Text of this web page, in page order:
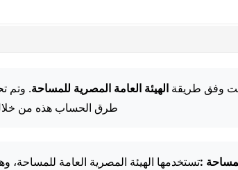
وفق طريقةالهيئة العامة المصرية للمساحة. وتم
طرق الحساب هذه من
:تستخدمها الهيئة المصرية العامة